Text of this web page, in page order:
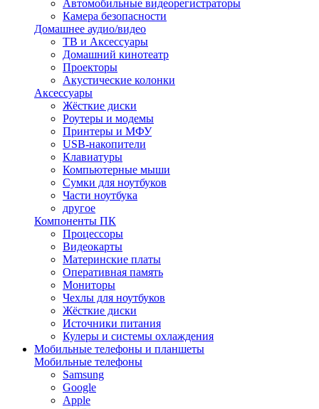
Автомобильные видеорегистраторы
Камера безопасности
Домашнее аудио/видео
ТВ и Аксессуары
Домашний кинотеатр
Проекторы
Акустические колонки
Аксессуары
Жёсткие диски
Роутеры и модемы
Принтеры и МФУ
USB-накопители
Клавиатуры
Компьютерные мыши
Сумки для ноутбуков
Части ноутбука
другое
Компоненты ПК
Процессоры
Видеокарты
Материнские платы
Оперативная память
Мониторы
Чехлы для ноутбуков
Жёсткие диски
Источники питания
Кулеры и системы охлаждения
Мобильные телефоны и планшеты
Мобильные телефоны
Samsung
Google
Apple